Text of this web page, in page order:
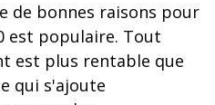
de bonnes raisons pour
est populaire. Tout
est plus rentable que
qui s'ajoute